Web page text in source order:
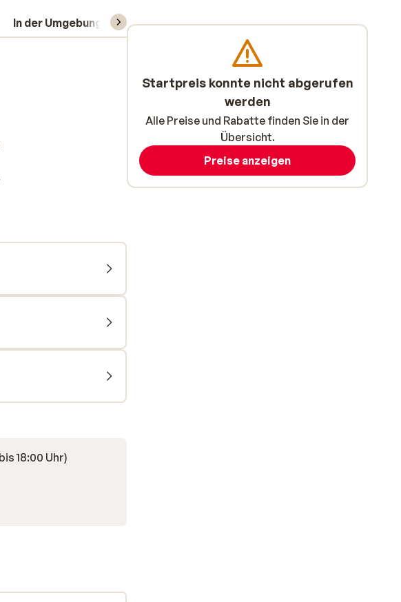
In der Umgebung Skipass/Kurse/Material
Rezeption (geöffnet von 08:00 bis 18:00 Uhr)
Startpreis konnte nicht abgerufen
werden
Alle Preise und Rabatte finden Sie in der
Übersicht.
Preise anzeigen